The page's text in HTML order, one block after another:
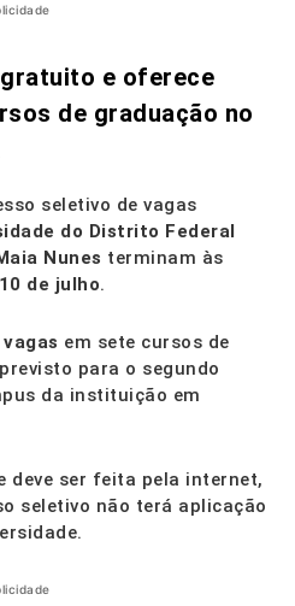
e oferece
de graduação no
seletivo de vagas
do Distrito Federal
Nunes terminam às
de julho.
em sete cursos de
para o segundo
da instituição em
deve ser feita pela internet,
seletivo não terá aplicação